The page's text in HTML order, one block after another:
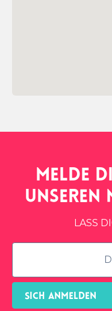
Melde
unseren
LASS
SICH ANMELDEN